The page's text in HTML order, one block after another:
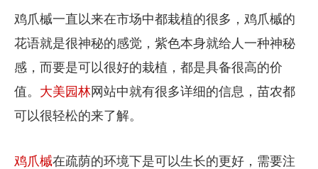
鸡爪槭一直以来在市场中都栽植的很多，鸡爪槭的
花语就是很神秘的感觉，紫色本身就给人一种神秘
感，而要是可以很好的栽植，都是具备很高的价
值。 大美园林网站中就有很多详细的信息，苗农都
可以很轻松的来了解。
鸡爪槭在疏荫的环境下是可以生长的更好，需要注